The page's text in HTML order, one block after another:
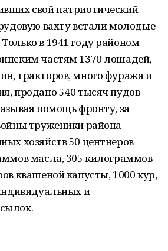
свой патриотический
вахту встали молодые
в 1941 году районом
частям 1370 лошадей,
тракторов, много фуража и
продано 540 тысяч пудов
помощь фронту, за
труженики района
хозяйств 50 центнеров
масла, 305 килограммов
квашеной капусты, 1000 кур,
и